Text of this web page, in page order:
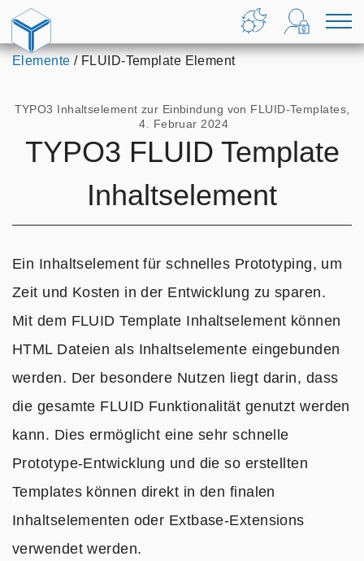
Zum Inhalt springen
Theme
ändern
Login
Home
Elemente FLUID-Template Element
TYPO3 Inhaltselement zur Einbindung von FLUID-Templates,
4. Februar 2024
TYPO3 FLUID Template
Inhaltselement
Ein Inhaltselement für schnelles Prototyping, um
Zeit und Kosten in der Entwicklung zu sparen.
Mit dem FLUID Template Inhaltselement können
HTML Dateien als Inhaltselemente eingebunden
werden. Der besondere Nutzen liegt darin, dass
die gesamte FLUID Funktionalität genutzt werden
kann. Dies ermöglicht eine sehr schnelle
Prototype-Entwicklung und die so erstellten
Templates können direkt in den finalen
Inhaltselementen oder Extbase-Extensions
verwendet werden.